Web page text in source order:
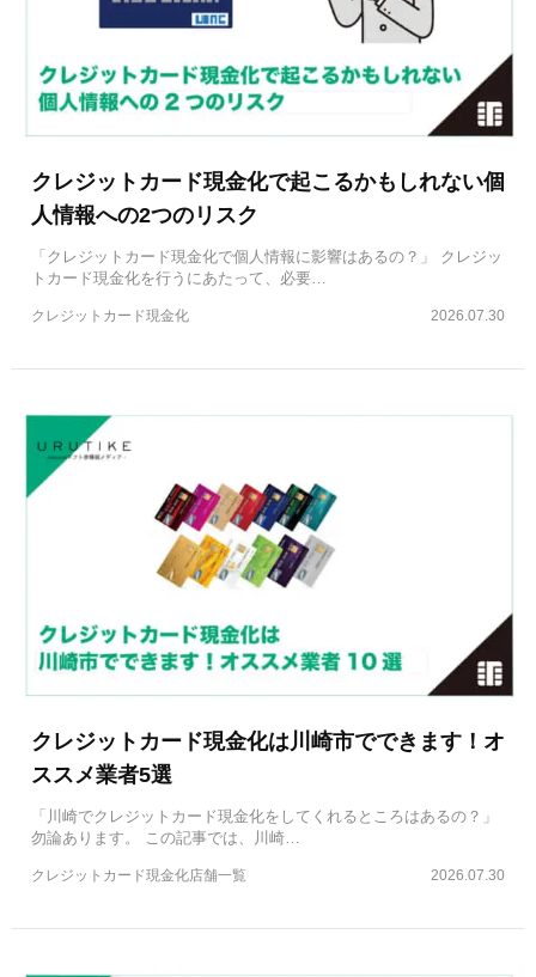
クレジットカード現金化で起こるかもしれない個
人情報への2つのリスク
「クレジットカード現金化で個人情報に影響はあるの？」 クレジッ
トカード現金化を行うにあたって、必要…
2026.07.30
クレジットカード現金化
クレジットカード現金化は川崎市でできます！オ
ススメ業者5選
「川崎でクレジットカード現金化をしてくれるところはあるの？」
勿論あります。 この記事では、川崎…
2026.07.30
クレジットカード現金化店舗一覧